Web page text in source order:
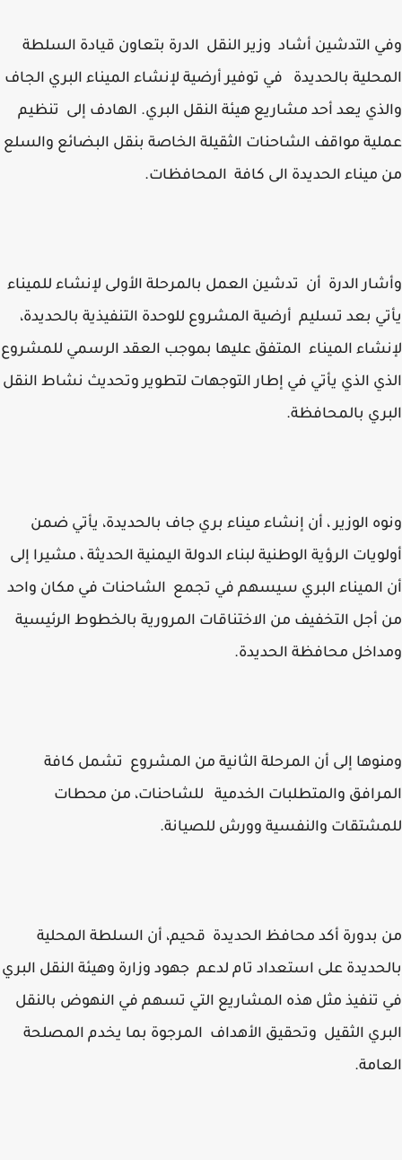
التدشين أشاد وزير النقل الدرة بتعاون قيادة السلطة
بالحديدة في توفير أرضية لإنشاء الميناء البري الجاف
يعد أحد مشاريع هيئة النقل البري. الهادف إلى تنظيم
مواقف الشاحنات الثقيلة الخاصة بنقل البضائع والسلع
ميناء الحديدة الى كافة المحافظات.
الدرة أن تدشين العمل بالمرحلة الأولى لإنشاء للميناء
بعد تسليم أرضية المشروع للوحدة التنفيذية بالحديدة،
الميناء المتفق عليها بموجب العقد الرسمي للمشروع
الذي يأتي في إطار التوجهات لتطوير وتحديث نشاط النقل
بالمحافظة.
الوزير ، أن إنشاء ميناء بري جاف بالحديدة، يأتي ضمن
الرؤية الوطنية لبناء الدولة اليمنية الحديثة ، مشيرا إلى
الميناء البري سيسهم في تجمع الشاحنات في مكان واحد
أجل التخفيف من الاختناقات المرورية بالخطوط الرئيسية
محافظة الحديدة.
إلى أن المرحلة الثانية من المشروع تشمل كافة
والمتطلبات الخدمية للشاحنات، من محطات
والنفسية وورش للصيانة.
بدورة أكد محافظ الحديدة قحيم، أن السلطة المحلية
على استعداد تام لدعم جهود وزارة وهيئة النقل البري
تنفيذ مثل هذه المشاريع التي تسهم في النهوض بالنقل
الثقيل وتحقيق الأهداف المرجوة بما يخدم المصلحة